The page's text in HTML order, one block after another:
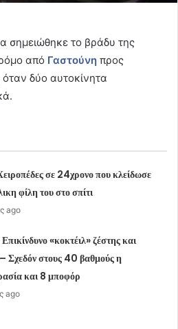
σημειώθηκε το βράδυ της
από Γαστούνη προς
δύο αυτοκίνητα
σε 24χρονο που κλείδωσε
φίλη του στο σπίτι
ago
«κοκτέιλ» ζέστης και
Σχεδόν στους 40 βαθμούς η
και 8 μποφόρ
ago